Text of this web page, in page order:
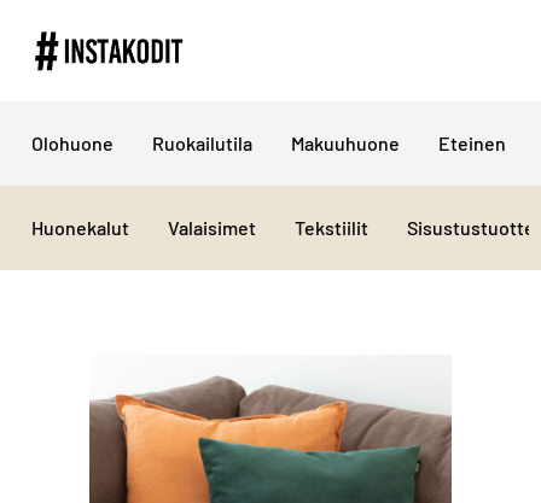
Olohuone Ruokailutila Makuuhuone Eteinen
Huonekalut Valaisimet Tekstiilit